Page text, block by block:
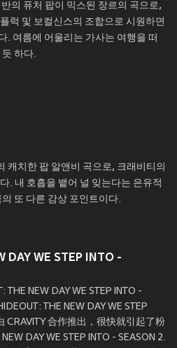
의 퓨처 팝이 믹스된 장르의 곡으로,
럭 및 보컬신스의 조합으로 시원하면
. 여름에 어울리는 가사는 여행을 떠
하다.
캐치한 팝 알앤비 곡으로, 크래비티의
. 내 호흡을 뱉어 널 잊는다는 은유적
또 다른 감상 포인트이다.
DAY WE STEP INTO -
NEW DAY WE STEP INTO -
THE NEW DAY WE STEP
CRAVITY 合作推出，很快就引起了粉
DAY WE STEP INTO - SEASON 2.